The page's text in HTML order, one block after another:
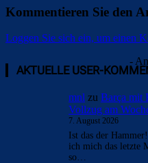
Kommentieren Sie den
Loggen Sie sich ein, um einen
-
AKTUELLE USER-
mnl zu Barça mit
Vollzug am
7. August 2026
Ist das der
ich mich das letzte
so…